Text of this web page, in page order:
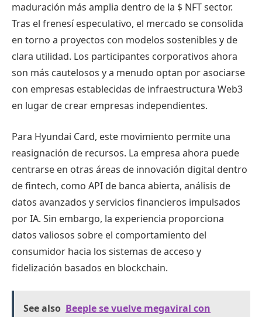
maduración más amplia dentro de la $ NFTsector.
Tras el frenesí especulativo, el mercado se consolida
en torno a proyectos con modelos sostenibles y de
clara utilidad. Los participantes corporativos ahora
son más cautelosos y a menudo optan por asociarse
con empresas establecidas de infraestructura Web3
en lugar de crear empresas independientes.
Para Hyundai Card, este movimiento permite una
reasignación de recursos. La empresa ahora puede
centrarse en otras áreas de innovación digital dentro
de fintech, como API de banca abierta, análisis de
datos avanzados y servicios financieros impulsados ​​
por IA. Sin embargo, la experiencia proporciona
datos valiosos sobre el comportamiento del
consumidor hacia los sistemas de acceso y
fidelización basados ​​en blockchain.
See also Beeple se vuelve megaviral con